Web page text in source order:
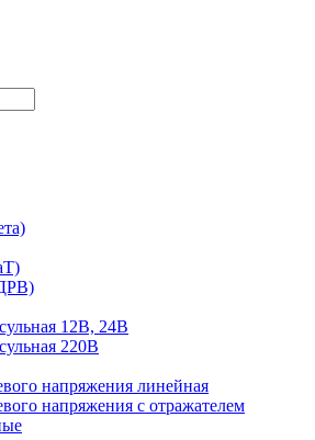
12В, 24В
220В
напряжения линейная
напряжения с отражателем